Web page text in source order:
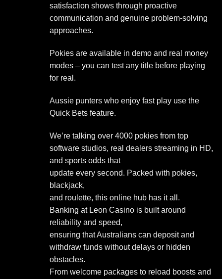
satisfaction shows through proactive
communication and genuine problem-solving
approaches.
Pokies are available in demo and real money
modes – you can test any title before playing
for real.
Aussie punters who enjoy fast play use the
Quick Bets feature.
We’re talking over 4000 pokies from top
software studios, real dealers streaming in HD,
and sports odds that
update every second. Packed with pokies,
blackjack,
and roulette, this online hub has it all.
Banking at Leon Casino is built around
reliability and speed,
ensuring that Australians can deposit and
withdraw funds without delays or hidden
obstacles.
From welcome packages to reload boosts and